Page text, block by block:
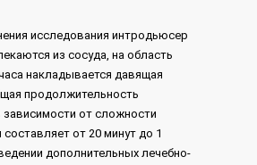
исследования интродьюсер
из сосуда, на область
накладывается давящая
продолжительность
зависимости от сложности
от 20 минут до 1
дополнительных лечебно-